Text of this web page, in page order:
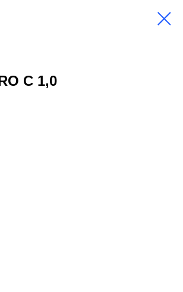
C 1,0